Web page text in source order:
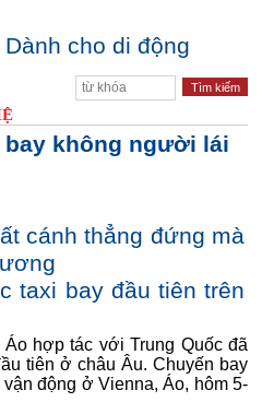
Dành cho di động
không người lái
cánh thẳng đứng mà
taxi bay đầu tiên trên
hợp tác với Trung Quốc đã
tiên ở châu Âu. Chuyến bay
động ở Vienna, Áo, hôm 5-